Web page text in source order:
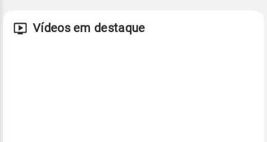
Vídeos em destaque